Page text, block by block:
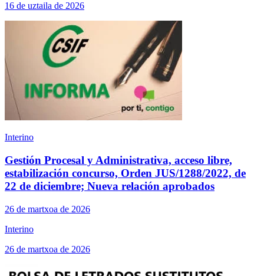
16 de uztaila de 2026
Interino
Gestión Procesal y Administrativa, acceso libre,
estabilización concurso, Orden JUS/1288/2022, de
22 de diciembre; Nueva relación aprobados
26 de martxoa de 2026
Interino
26 de martxoa de 2026